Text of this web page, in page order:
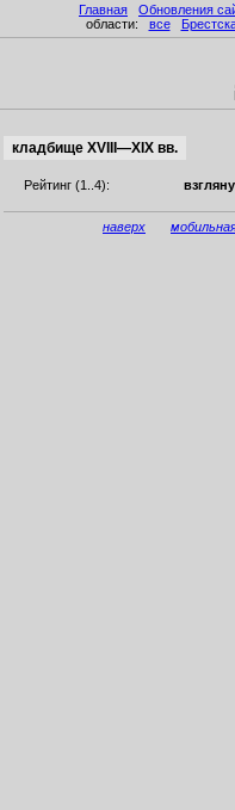
Главная Обновления
области: все
кладбище XVIII—XIX вв.
Рейтинг (1..4):
наверх